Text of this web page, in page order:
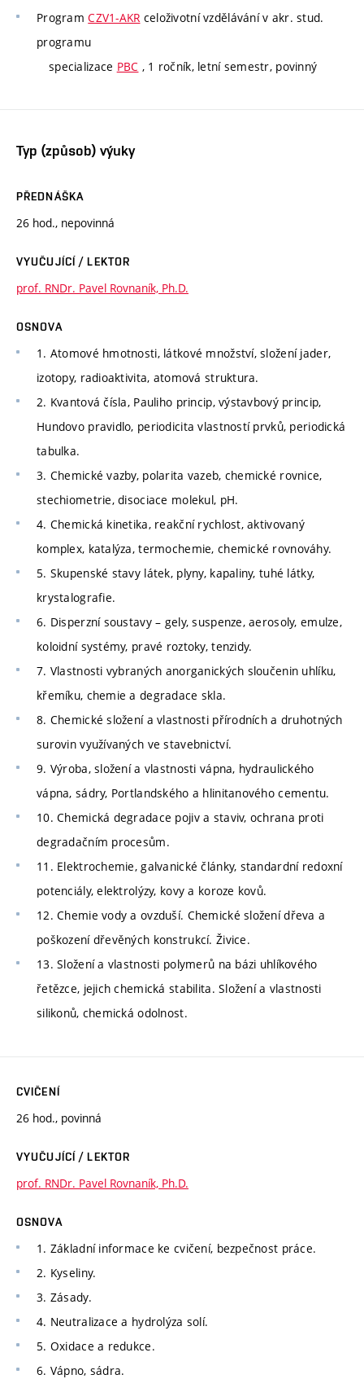
ProgramCZV1-AKR celoživotní vzdělávání v akr. stud.
programu
specializace PBC , 1 ročník, letní semestr, povinný
Typ (způsob) výuky
PŘEDNÁŠKA
26 hod., nepovinná
VYUČUJÍCÍ / LEKTOR
prof. RNDr. Pavel Rovnaník, Ph.D.
OSNOVA
1. Atomové hmotnosti, látkové množství, složení jader,
izotopy, radioaktivita, atomová struktura.
2. Kvantová čísla, Pauliho princip, výstavbový princip,
Hundovo pravidlo, periodicita vlastností prvků, periodická
tabulka.
3. Chemické vazby, polarita vazeb, chemické rovnice,
stechiometrie, disociace molekul, pH.
4. Chemická kinetika, reakční rychlost, aktivovaný
komplex, katalýza, termochemie, chemické rovnováhy.
5. Skupenské stavy látek, plyny, kapaliny, tuhé látky,
krystalografie.
6. Disperzní soustavy – gely, suspenze, aerosoly, emulze,
koloidní systémy, pravé roztoky, tenzidy.
7. Vlastnosti vybraných anorganických sloučenin uhlíku,
křemíku, chemie a degradace skla.
8. Chemické složení a vlastnosti přírodních a druhotných
surovin využívaných ve stavebnictví.
9. Výroba, složení a vlastnosti vápna, hydraulického
vápna, sádry, Portlandského a hlinitanového cementu.
10. Chemická degradace pojiv a staviv, ochrana proti
degradačním procesům.
11. Elektrochemie, galvanické články, standardní redoxní
potenciály, elektrolýzy, kovy a koroze kovů.
12. Chemie vody a ovzduší. Chemické složení dřeva a
poškození dřevěných konstrukcí. Živice.
13. Složení a vlastnosti polymerů na bázi uhlíkového
řetězce, jejich chemická stabilita. Složení a vlastnosti
silikonů, chemická odolnost.
CVIČENÍ
26 hod., povinná
VYUČUJÍCÍ / LEKTOR
prof. RNDr. Pavel Rovnaník, Ph.D.
OSNOVA
1. Základní informace ke cvičení, bezpečnost práce.
2. Kyseliny.
3. Zásady.
4. Neutralizace a hydrolýza solí.
5. Oxidace a redukce.
6. Vápno, sádra.